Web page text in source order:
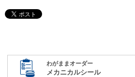
わがままオーダー
メカニカルシール